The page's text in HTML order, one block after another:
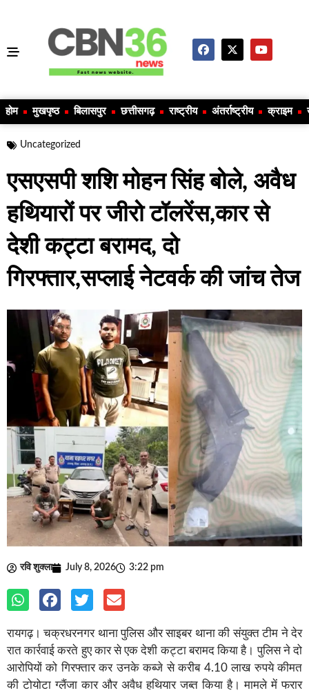
होम मुखपृष्ठ बिलासपुर छत्तीसगढ़ राष्ट्रीय अंतर्राष्ट्रीय क्राइम
Uncategorized
एसएसपी शशि मोहन सिंह बोले, अवैध
हथियारों पर जीरो टॉलरेंस,कार से
देशी कट्टा बरामद, दो
गिरफ्तार,सप्लाई नेटवर्क की जांच तेज
रवि शुक्ला July 8, 2026 3:22 pm
रायगढ़। चक्रधरनगर थाना पुलिस और साइबर थाना की संयुक्त टीम ने देर
रात कार्रवाई करते हुए कार से एक देशी कट्टा बरामद किया है। पुलिस ने दो
आरोपियों को गिरफ्तार कर उनके कब्जे से करीब 4.10 लाख रुपये कीमत
की टोयोटा ग्लैंजा कार और अवैध हथियार जब्त किया है। मामले में फरार